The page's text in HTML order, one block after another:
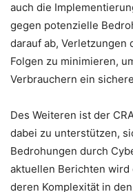
auch die
gegen potenzielle
darauf ab, Verletzungen
Folgen zu minimieren,
Verbrauchern ein
Des Weiteren ist der
dabei zu unterstützen,
Bedrohungen durch
aktuellen Berichten wird
deren Komplexität in